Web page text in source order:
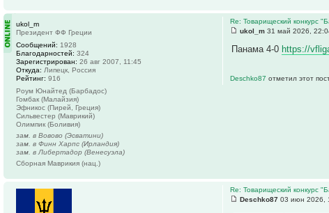
Re: Товарищеский конкурс
ukol_m 31 май 2026,
Панама 4-0 https://
Deschko87отметил этот
ukol_m
Президент ФФ Греции
Сообщений: 1928
Благодарностей: 324
Зарегистрирован: 26 авг 2007, 11:45
Откуда: Липецк, Россия
Рейтинг: 916
Роум Юнайтед (Барбадос)
Гомбак (Малайзия)
Эфникос (Пирей, Греция)
Сильвестер (Маврикий)
Олимпик (Боливия)
зам. в Вовово (Эсватини)
зам. в Финн Харпс (Ирландия)
зам. в Либертадор (Венесуэла)
Сборная Маврикия (нац.)
Re: Товарищеский конкурс
Deschko87 03 июн 2026,